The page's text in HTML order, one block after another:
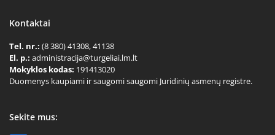
Kontaktai
Tel. nr.: (8 380) 41308, 41138
El. p.: administracija@turgeliai.lm.lt
Mokyklos kodas: 191413020
Duomenys kaupiami ir saugomi saugomi Juridinių asmenų registre.
Sekite mus: